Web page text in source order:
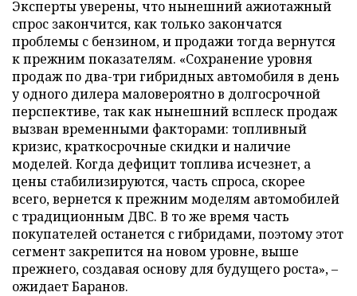
Эксперты уверены, что нынешний ажиотажный
спрос закончится, как только закончатся
проблемы с бензином, и продажи тогда вернутся
к прежним показателям. «Сохранение уровня
продаж по два-три гибридных автомобиля в день
у одного дилера маловероятно в долгосрочной
перспективе, так как нынешний всплеск продаж
вызван временными факторами: топливный
кризис, краткосрочные скидки и наличие
моделей. Когда дефицит топлива исчезнет, а
цены стабилизируются, часть спроса, скорее
всего, вернется к прежним моделям автомобилей
с традиционным ДВС. В то же время часть
покупателей останется с гибридами, поэтому этот
сегмент закрепится на новом уровне, выше
прежнего, создавая основу для будущего роста», –
ожидает Баранов.